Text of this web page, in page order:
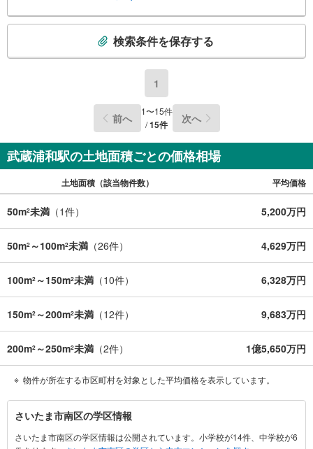
検
知
を
取
る
・
条
件
マ
ー
ジ
に
保
存
検索条件を保存する
1
前へ 1〜15件
/15件 次へ
武蔵浦和駅の土地面積ごとの価格相場
土地面積（該当物件数） 平均価格
50m2未満 （1件） 5,200万円
50m2 ～100m2未満 （26件） 4,629万円
100m2 ～150m2未満 （10件） 6,328万円
150m2 ～200m2未満 （12件） 9,683万円
200m2 ～250m2未満 （2件） 1億5,650万円
物件が所在する市区町村を対象とした平均価格を表示しています。
い
た
さいたま市南区の学区情報
さいたま市南区の学区情報は公開されています。小学校が14件、中学校が6